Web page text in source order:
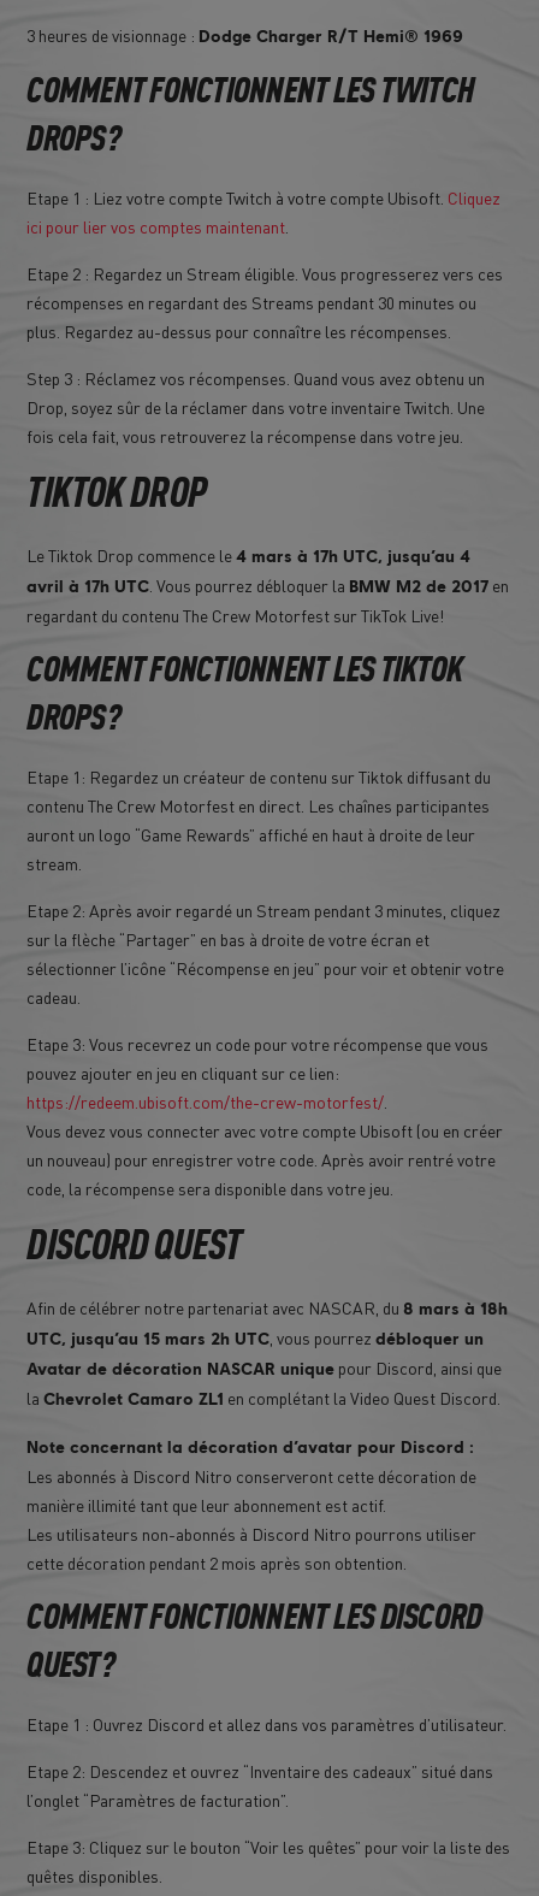
3 heures de visionnage : Dodge Charger R/T Hemi® 1969
COMMENT FONCTIONNENT LES TWITCH
DROPS?
Etape 1 : Liez votre compte Twitch à votre compte Ubisoft. Cliquez
ici pour lier vos comptes maintenant
Etape 2 : Regardez un Stream éligible. Vous progresserez vers ces
récompenses en regardant des Streams pendant 30 minutes ou
plus. Regardez au-dessus pour connaître les récompenses.
Step 3 : Réclamez vos récompenses. Quand vous avez obtenu un
Drop, soyez sûr de la réclamer dans votre inventaire Twitch. Une
fois cela fait, vous retrouverez la récompense dans votre jeu.
TIKTOK DROP
Le Tiktok Drop commence le4 mars à 17h UTC, jusqu’au 4
avril à 17h UTC . Vous pourrez débloquer la BMW M2 de 2017 en
regardant du contenu The Crew Motorfest sur TikTok Live!
COMMENT FONCTIONNENT LES TIKTOK
DROPS?
Etape 1: Regardez un créateur de contenu sur Tiktok diffusant du
contenu The Crew Motorfest en direct. Les chaînes participantes
auront un logo “Game Rewards” affiché en haut à droite de leur
stream.
Etape 2: Après avoir regardé un Stream pendant 3 minutes, cliquez
sur la flèche “Partager” en bas à droite de votre écran et
sélectionner l’icône “Récompense en jeu” pour voir et obtenir votre
cadeau.
Etape 3: Vous recevrez un code pour votre récompense que vous
pouvez ajouter en jeu en cliquant sur ce lien:
https://redeem.ubisoft.com/the-crew-motorfest/
Vous devez vous connecter avec votre compte Ubisoft (ou en créer
un nouveau) pour enregistrer votre code. Après avoir rentré votre
code, la récompense sera disponible dans votre jeu.
DISCORD QUEST
Afin de célébrer notre partenariat avec NASCAR, du 8 mars à 18h
UTC, jusqu’au 15 mars 2h UTC , vous pourrezdébloquer un
Avatar de décoration NASCAR unique pour Discord, ainsi que
laChevrolet Camaro ZL1 en complétant la Video Quest Discord.
Note concernant la décoration d’avatar pour Discord :
Les abonnés à Discord Nitro conserveront cette décoration de
manière illimité tant que leur abonnement est actif.
Les utilisateurs non-abonnés à Discord Nitro pourrons utiliser
cette décoration pendant 2 mois après son obtention.
COMMENT FONCTIONNENT LES DISCORD
QUEST?
Etape 1 : Ouvrez Discord et allez dans vos paramètres d’utilisateur.
Etape 2: Descendez et ouvrez “Inventaire des cadeaux” situé dans
l’onglet “Paramètres de facturation”.
Etape 3: Cliquez sur le bouton “Voir les quêtes” pour voir la liste des
quêtes disponibles.